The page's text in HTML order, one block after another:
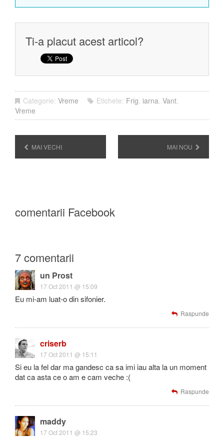
Ti-a placut acest articol?
Categorie: Vreme Etichete: Frig, iarna, Vant,
Vreme
MAI VECHI MAI NOU
comentarii Facebook
7 comentarii
un Prost
17 Oct 2011 @ 15:09
Eu mi-am luat-o din sifonier.
Raspunde
criserb
17 Oct 2011 @ 15:11
Si eu la fel dar ma gandesc ca sa imi iau alta la un moment
dat ca asta ce o am e cam veche :(
Raspunde
maddy
17 Oct 2011 @ 15:23